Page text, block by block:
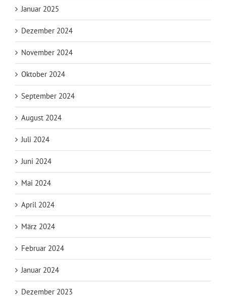
Januar 2025
Dezember 2024
November 2024
Oktober 2024
September 2024
August 2024
Juli 2024
Juni 2024
Mai 2024
April 2024
März 2024
Februar 2024
Januar 2024
Dezember 2023